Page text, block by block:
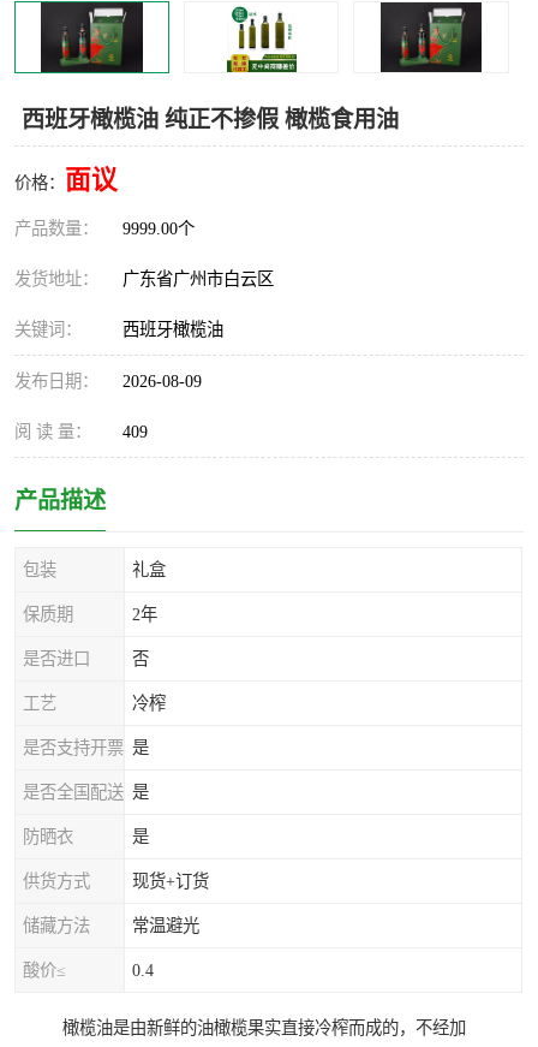
西班牙橄榄油 纯正不掺假 橄榄食用油
价格： 面议
产品数量： 9999.00个
发货地址： 广东省广州市白云区
关键词： 西班牙橄榄油
发布日期： 2026-08-09
阅 读 量： 409
产品描述
包装 礼盒
保质期 2年
是否进口 否
工艺 冷榨
是否支持开票 是
是否全国配送 是
防晒衣 是
供货方式 现货+订货
储藏方法 常温避光
酸价≤ 0.4
橄榄油是由新鲜的油橄榄果实直接冷榨而成的，不经加